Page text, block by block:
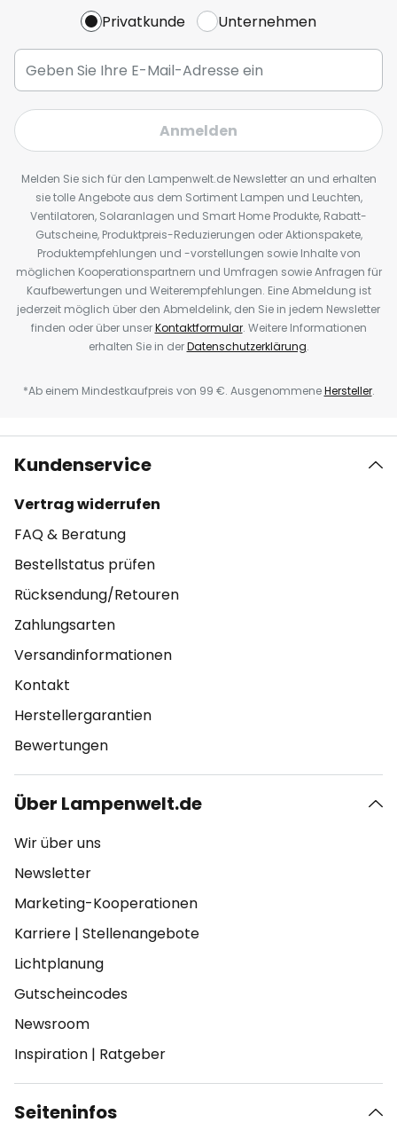
Privatkunde Unternehmen
Anmelden
Melden Sie sich für den Lampenwelt.de Newsletter an und erhalten
sie tolle Angebote aus dem Sortiment Lampen und Leuchten,
Ventilatoren, Solaranlagen und Smart Home Produkte, Rabatt-
Gutscheine, Produktpreis-Reduzierungen oder Aktionspakete,
Produktempfehlungen und -vorstellungen sowie Inhalte von
möglichen Kooperationspartnern und Umfragen sowie Anfragen für
Kaufbewertungen und Weiterempfehlungen. Eine Abmeldung ist
jederzeit möglich über den Abmeldelink, den Sie in jedem Newsletter
finden oder über unserKontaktformular. Weitere Informationen
erhalten Sie in derDatenschutzerklärung.
*Ab einem Mindestkaufpreis von 99 €. AusgenommeneHersteller.
Kundenservice
Vertrag widerrufen
FAQ & Beratung
Bestellstatus prüfen
Rücksendung/Retouren
Zahlungsarten
Versandinformationen
Kontakt
Herstellergarantien
Bewertungen
Über Lampenwelt.de
Wir über uns
Newsletter
Marketing-Kooperationen
Karriere | Stellenangebote
Lichtplanung
Gutscheincodes
Newsroom
Inspiration | Ratgeber
Seiteninfos